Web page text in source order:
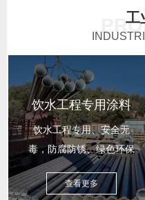
工
饮水工程专用涂料
饮水工程专用、安全无
毒，防腐防锈、绿色环保
查看更多